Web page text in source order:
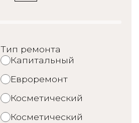
Тип ремонта
Капитальный
Евроремонт
Косметический
Косметический